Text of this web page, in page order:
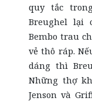
quy tắc
Breughel lại
Bembo trau
vẻ thô ráp.
dáng thì
Những thợ
Jenson và